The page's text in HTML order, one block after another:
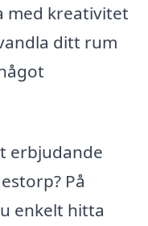
med kreativitet
ditt rum
erbjudande
På
enkelt hitta